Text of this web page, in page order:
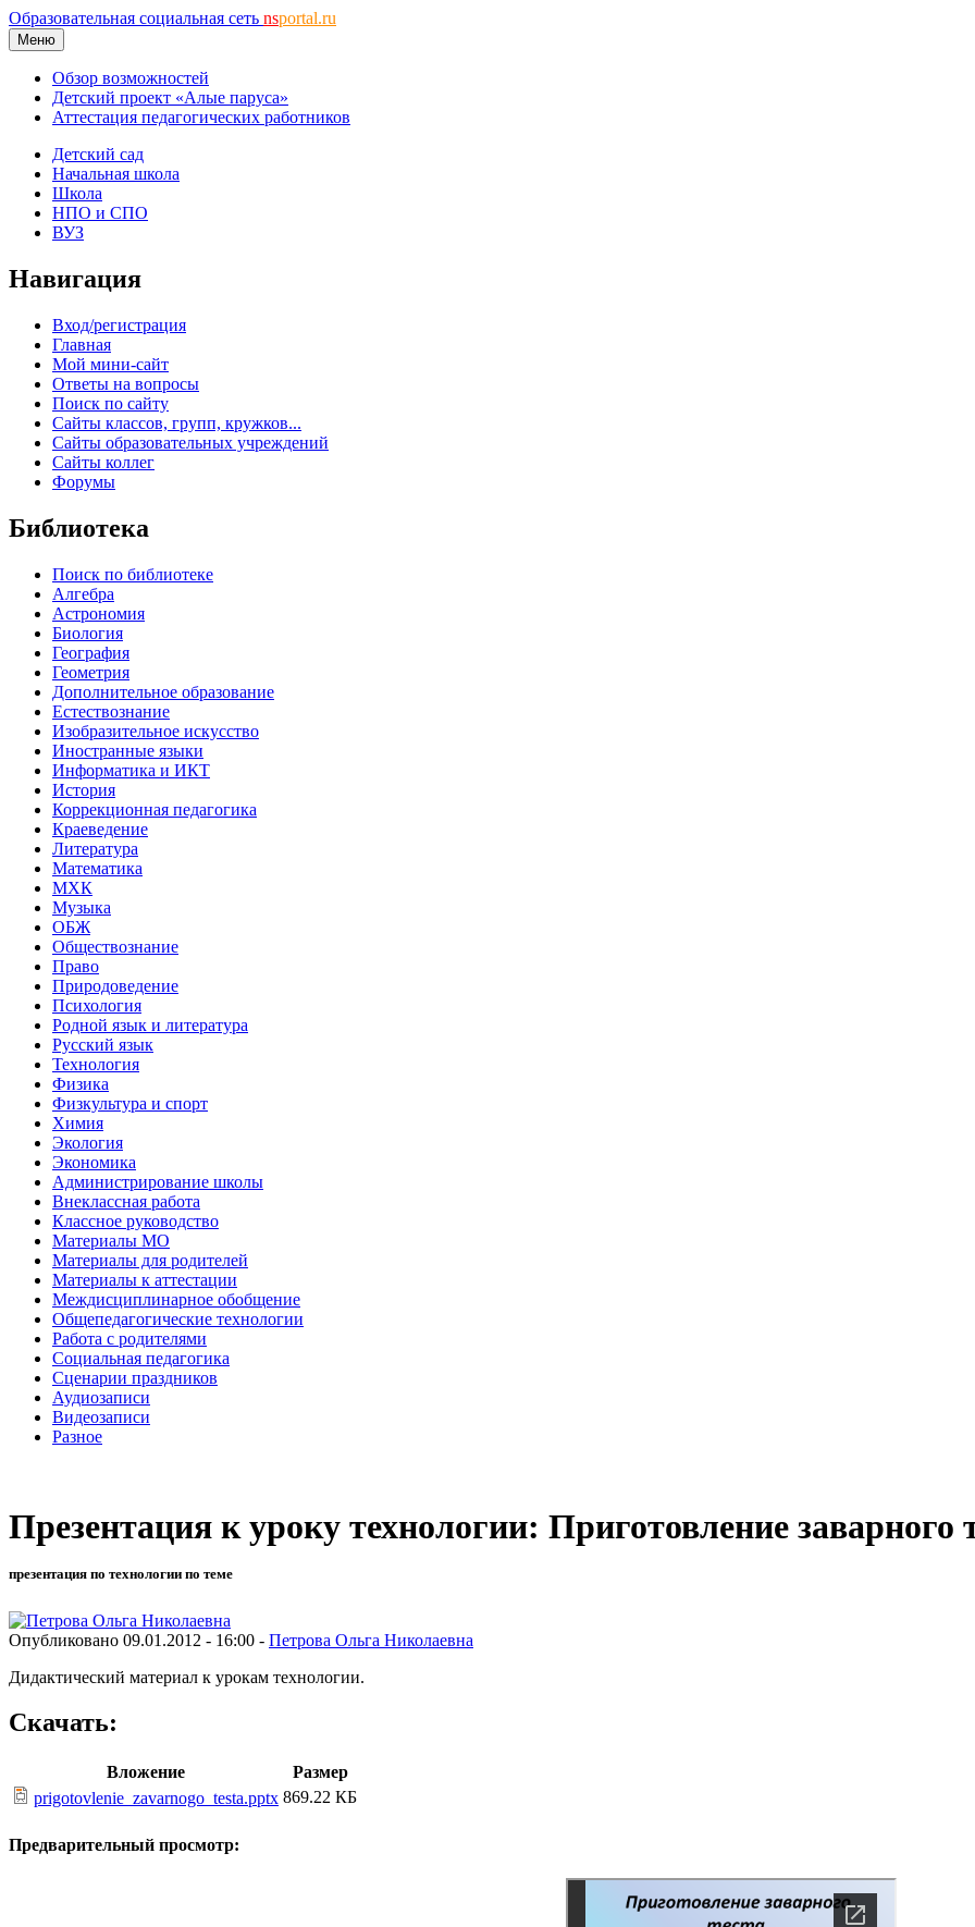
Образовательная социальная сеть nsportal.ru
Меню
Обзор возможностей
Детский проект «Алые паруса»
Аттестация педагогических работников
Детский сад
Начальная школа
Школа
НПО и СПО
ВУЗ
Навигация
Вход/регистрация
Главная
Мой мини-сайт
Ответы на вопросы
Поиск по сайту
Сайты классов, групп, кружков...
Сайты образовательных учреждений
Сайты коллег
Форумы
Библиотека
Поиск по библиотеке
Алгебра
Астрономия
Биология
География
Геометрия
Дополнительное образование
Естествознание
Изобразительное искусство
Иностранные языки
Информатика и ИКТ
История
Коррекционная педагогика
Краеведение
Литература
Математика
МХК
Музыка
ОБЖ
Обществознание
Право
Природоведение
Психология
Родной язык и литература
Русский язык
Технология
Физика
Физкультура и спорт
Химия
Экология
Экономика
Администрирование школы
Внеклассная работа
Классное руководство
Материалы МО
Материалы для родителей
Материалы к аттестации
Междисциплинарное обобщение
Общепедагогические технологии
Работа с родителями
Социальная педагогика
Сценарии праздников
Аудиозаписи
Видеозаписи
Разное
Презентация к уроку технологии: Приготовление заварного
презентация по технологии по теме
Опубликовано 09.01.2012 - 16:00 - Петрова Ольга Николаевна
Дидактический материал к урокам технологии.
Скачать:
Вложение
Размер
prigotovlenie_zavarnogo_testa.pptx 869.22 КБ
Предварительный просмотр: